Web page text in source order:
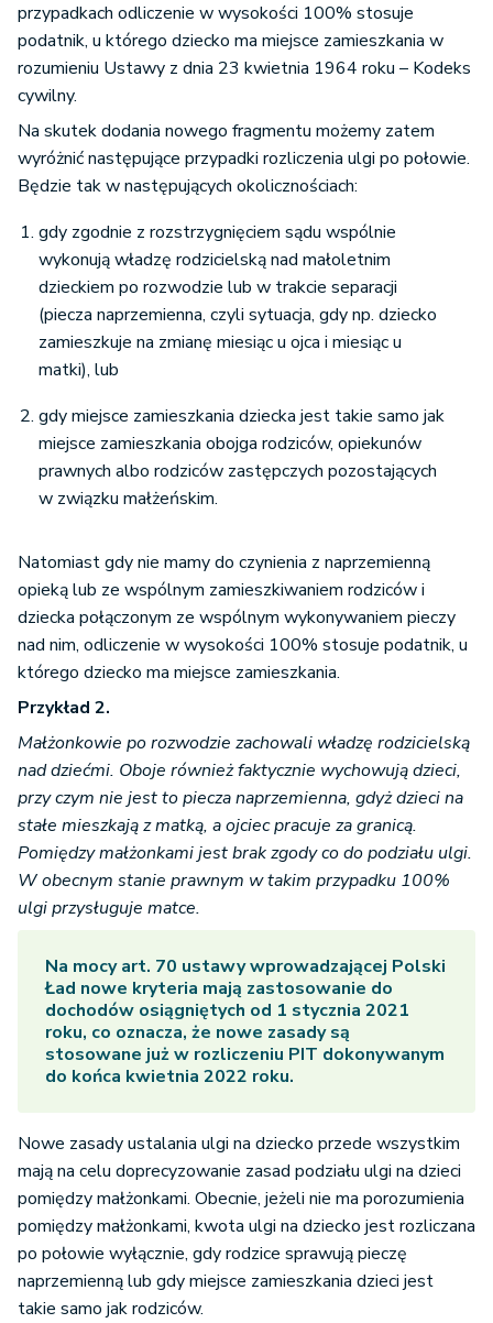
przypadkach odliczenie w wysokości 100% stosuje
podatnik, u którego dziecko ma miejsce zamieszkania w
rozumieniu Ustawy z dnia 23 kwietnia 1964 roku – Kodeks
cywilny.
Na skutek dodania nowego fragmentu możemy zatem
wyróżnić następujące przypadki rozliczenia ulgi po połowie.
Będzie tak w następujących okolicznościach:
gdy zgodnie z rozstrzygnięciem sądu wspólnie
wykonują władzę rodzicielską nad małoletnim
dzieckiem po rozwodzie lub w trakcie separacji
(piecza naprzemienna, czyli sytuacja, gdy np. dziecko
zamieszkuje na zmianę miesiąc u ojca i miesiąc u
matki), lub
gdy miejsce zamieszkania dziecka jest takie samo jak
miejsce zamieszkania obojga rodziców, opiekunów
prawnych albo rodziców zastępczych pozostających
w związku małżeńskim.
Natomiast gdy nie mamy do czynienia z naprzemienną
opieką lub ze wspólnym zamieszkiwaniem rodziców i
dziecka połączonym ze wspólnym wykonywaniem pieczy
nad nim, odliczenie w wysokości 100% stosuje podatnik, u
którego dziecko ma miejsce zamieszkania.
Przykład 2.
Małżonkowie po rozwodzie zachowali władzę rodzicielską
nad dziećmi. Oboje również faktycznie wychowują dzieci,
przy czym nie jest to piecza naprzemienna, gdyż dzieci na
stałe mieszkają z matką, a ojciec pracuje za granicą.
Pomiędzy małżonkami jest brak zgody co do podziału ulgi.
W obecnym stanie prawnym w takim przypadku 100%
ulgi przysługuje matce.
Na mocy art. 70 ustawy wprowadzającej Polski
Ład nowe kryteria mają zastosowanie do
dochodów osiągniętych od 1 stycznia 2021
roku, co oznacza, że nowe zasady są
stosowane już w rozliczeniu PIT dokonywanym
do końca kwietnia 2022 roku.
Nowe zasady ustalania ulgi na dziecko przede wszystkim
mają na celu doprecyzowanie zasad podziału ulgi na dzieci
pomiędzy małżonkami. Obecnie, jeżeli nie ma porozumienia
pomiędzy małżonkami, kwota ulgi na dziecko jest rozliczana
po połowie wyłącznie, gdy rodzice sprawują pieczę
naprzemienną lub gdy miejsce zamieszkania dzieci jest
takie samo jak rodziców.